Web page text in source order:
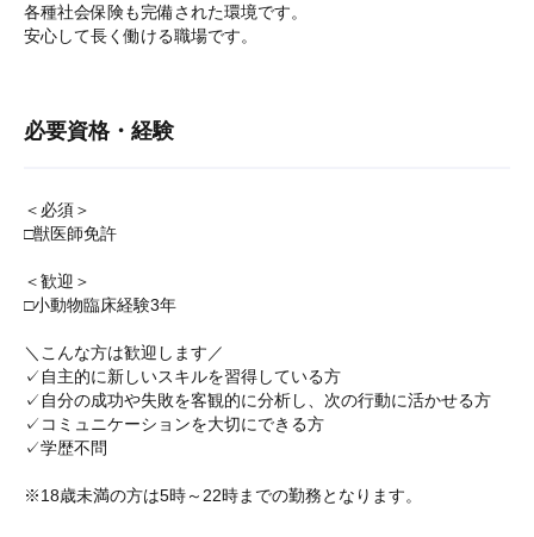
各種社会保険も完備された環境です。
安心して長く働ける職場です。
必要資格・経験
＜必須＞
□獣医師免許
＜歓迎＞
□小動物臨床経験3年
＼こんな方は歓迎します／
✓自主的に新しいスキルを習得している方
✓自分の成功や失敗を客観的に分析し、次の行動に活かせる方
✓コミュニケーションを大切にできる方
✓学歴不問
※18歳未満の方は5時～22時までの勤務となります。